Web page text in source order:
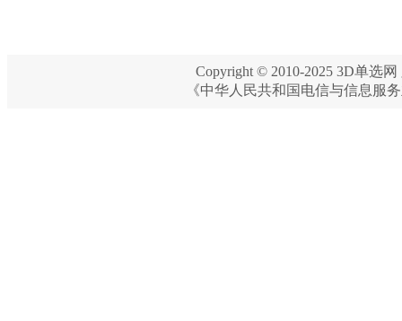
Copyright © 2010-2025 3D单选网
《中华人民共和国电信与信息服